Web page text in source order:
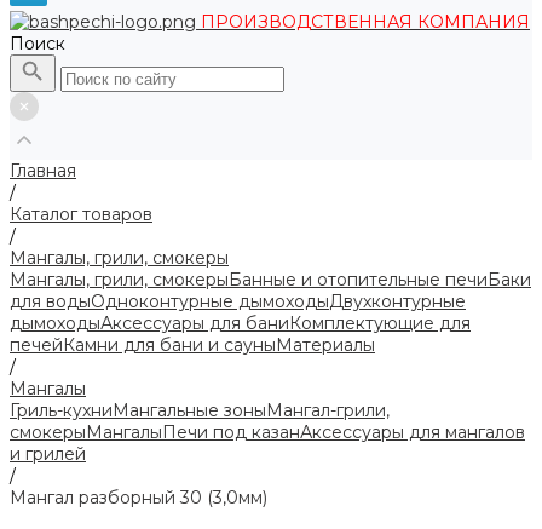
ПРОИЗВОДСТВЕННАЯ КОМПАНИЯ
Поиск
Главная
/
Каталог товаров
/
Мангалы, грили, смокеры
Мангалы, грили, смокерыБанные и отопительные печиБаки
для водыОдноконтурные дымоходыДвухконтурные
дымоходыАксессуары для баниКомплектующие для
печейКамни для бани и сауныМатериалы
/
Мангалы
Гриль-кухниМангальные зоныМангал-грили,
смокерыМангалыПечи под казанАксессуары для мангалов
и грилей
/
Мангал разборный 30 (3,0мм)